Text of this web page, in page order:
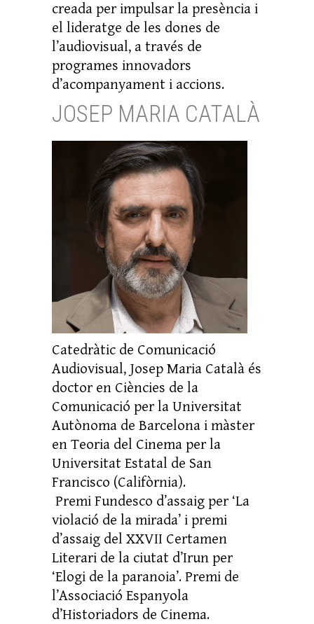
creada per impulsar la presència i
el lideratge de les dones de
l’audiovisual, a través de
programes innovadors
d’acompanyament i accions.
JOSEP MARIA CATALÀ
Catedràtic de Comunicació
Audiovisual, Josep Maria Català és
doctor en Ciències de la
Comunicació per la Universitat
Autònoma de Barcelona i màster
en Teoria del Cinema per la
Universitat Estatal de San
Francisco (Califòrnia).
Premi Fundesco d’assaig per ‘La
violació de la mirada’ i premi
d’assaig del XXVII Certamen
Literari de la ciutat d’Irun per
‘Elogi de la paranoia’. Premi de
l’Associació Espanyola
d’Historiadors de Cinema.